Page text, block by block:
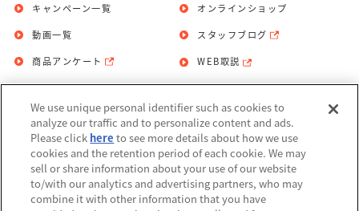
キャンペーン一覧
動画一覧
商品アンケート
オンラインショップ
スタッフブログ
WEB取説
お問い合わせ 個人情報保護方針
利用規約
Do Not Sell or Share My Personal
Information
We use unique personal identifier such as cookies to
analyze our traffic and to personalize content and ads.
Please click here to see more details about how we use
cookies and the retention period of each cookie. We may
sell or share information about your use of our website
to/with our analytics and advertising partners, who may
combine it with other information that you have